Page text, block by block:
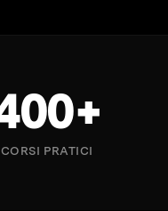
CORSI PRATICI